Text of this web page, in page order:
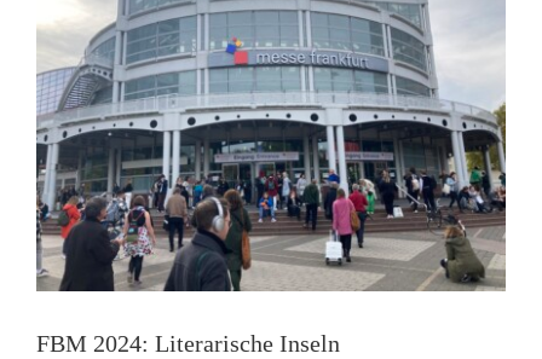
FBM 2024: Literarische Inseln